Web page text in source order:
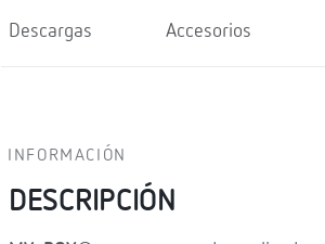
Descargas Accesorios
INFORMACIÓN
DESCRIPCIÓN